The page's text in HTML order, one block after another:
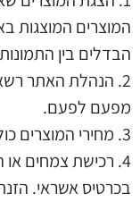
המוצרים המוצגות
הבדלים בין
2. הנהלת האתר
מפעם לפעם.
3. מחירי המוצרים כוללים מס ערך מוסף (מע”מ).
4. רכישת צמחים
בכרטיס אשראי.